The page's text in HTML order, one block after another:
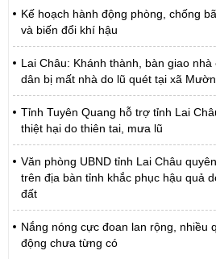
Kế hoạch hành động phòng, chống
và biến đổi khí hậu
Lai Châu: Khánh thành, bàn giao
dân bị mất nhà do lũ quét tại xã
Tỉnh Tuyên Quang hỗ trợ tỉnh Lai
thiệt hại do thiên tai, mưa lũ
Văn phòng UBND tỉnh Lai Châu
trên địa bàn tỉnh khắc phục hậu quả
đất
Nắng nóng cực đoan lan rộng, nhiều
động chưa từng có